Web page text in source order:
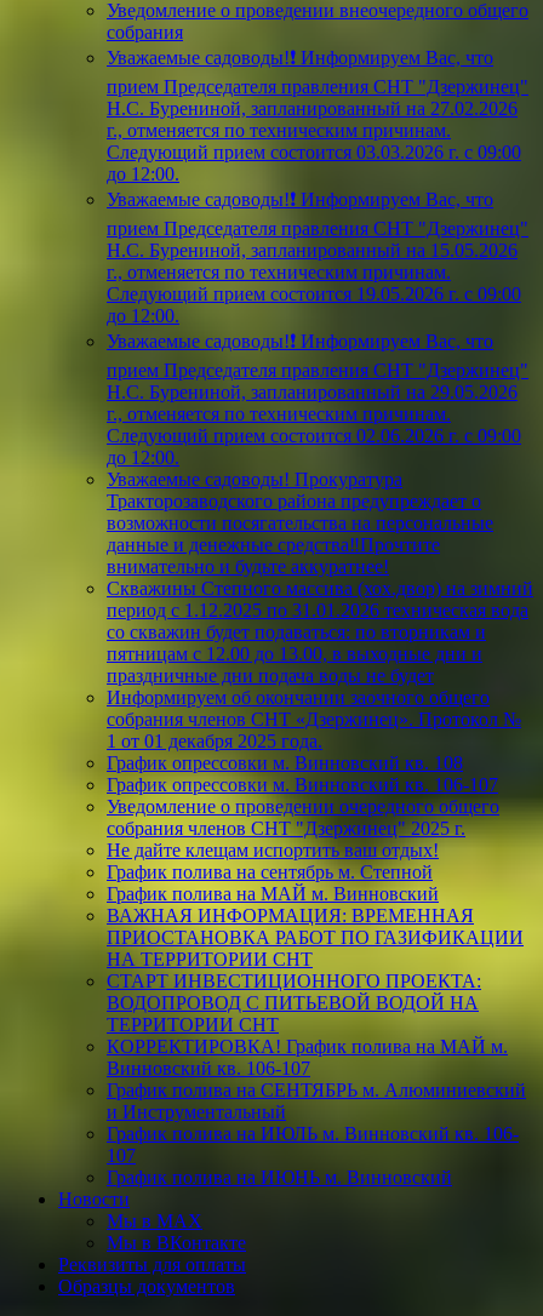
Уведомление о проведении внеочередного общего
собрания
Уважаемые садоводы!❗ Информируем Вас, что
прием Председателя правления СНТ "Дзержинец"
Н.С. Бурениной, запланированный на 27.02.2026
г., отменяется по техническим причинам.
Следующий прием состоится 03.03.2026 г. с 09:00
до 12:00.
Уважаемые садоводы!❗ Информируем Вас, что
прием Председателя правления СНТ "Дзержинец"
Н.С. Бурениной, запланированный на 15.05.2026
г., отменяется по техническим причинам.
Следующий прием состоится 19.05.2026 г. с 09:00
до 12:00.
Уважаемые садоводы!❗ Информируем Вас, что
прием Председателя правления СНТ "Дзержинец"
Н.С. Бурениной, запланированный на 29.05.2026
г., отменяется по техническим причинам.
Следующий прием состоится 02.06.2026 г. с 09:00
до 12:00.
Уважаемые садоводы! Прокуратура
Тракторозаводского района предупреждает о
возможности посягательства на персональные
данные и денежные средства‼️Прочтите
внимательно и будьте аккуратнее!
Скважины Степного массива (хох.двор) на зимний
период с 1.12.2025 по 31.01.2026 техническая вода
со скважин будет подаваться: по вторникам и
пятницам с 12.00 до 13.00, в выходные дни и
праздничные дни подача воды не будет
Информируем об окончании заочного общего
собрания членов СНТ «Дзержинец». Протокол №
1 от 01 декабря 2025 года.
График опрессовки м. Винновский кв. 108
График опрессовки м. Винновский кв. 106-107
Уведомление о проведении очередного общего
собрания членов СНТ "Дзержинец" 2025 г.
Не дайте клещам испортить ваш отдых!
График полива на сентябрь м. Степной
График полива на МАЙ м. Винновский
ВАЖНАЯ ИНФОРМАЦИЯ: ВРЕМЕННАЯ
ПРИОСТАНОВКА РАБОТ ПО ГАЗИФИКАЦИИ
НА ТЕРРИТОРИИ СНТ
СТАРТ ИНВЕСТИЦИОННОГО ПРОЕКТА:
ВОДОПРОВОД С ПИТЬЕВОЙ ВОДОЙ НА
ТЕРРИТОРИИ СНТ
КОРРЕКТИРОВКА! График полива на МАЙ м.
Винновский кв. 106-107
График полива на СЕНТЯБРЬ м. Алюминиевский
и Инструментальный
График полива на ИЮЛЬ м. Винновский кв. 106-
107
График полива на ИЮНЬ м. Винновский
Новости
Мы в МАХ
Мы в ВКонтакте
Реквизиты для оплаты
Образцы документов